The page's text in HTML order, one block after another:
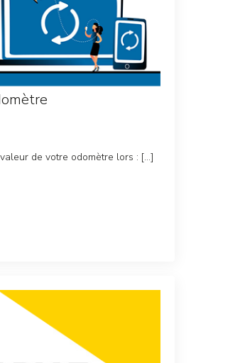
de votre odomètre lors : […]